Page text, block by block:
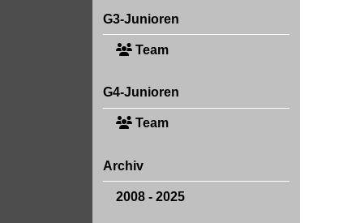
G3-Junioren
Team
G4-Junioren
Team
Archiv
2008 - 2025